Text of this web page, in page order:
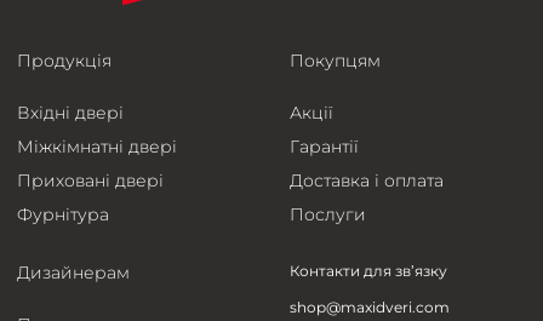
Продукція
Вхідні двері
Міжкімнатні двері
Приховані двері
Фурнітура
Покупцям
Акції
Гарантії
Доставка і оплата
Послуги
Дизайнерам
Контакти для зв’язку
shop@maxidveri.com